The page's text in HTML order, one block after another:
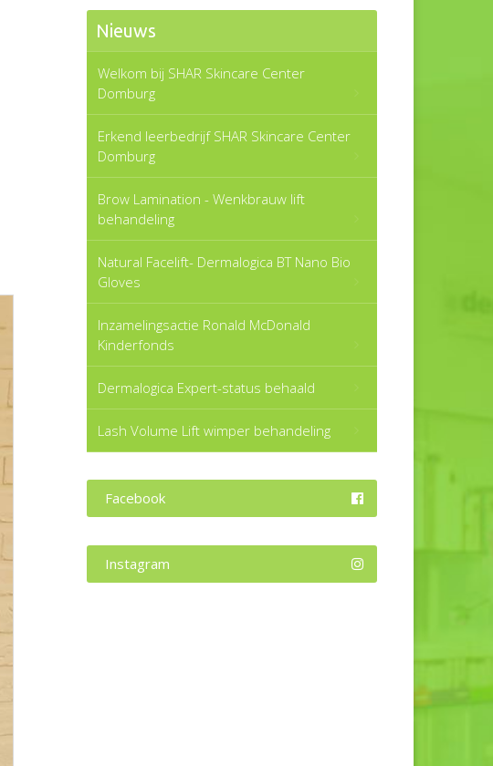
Nieuws
Welkom bij SHAR Skincare Center
Domburg
Erkend leerbedrijf SHAR Skincare Center
Domburg
Brow Lamination - Wenkbrauw lift
behandeling
Natural Facelift- Dermalogica BT Nano Bio
Gloves
Inzamelingsactie Ronald McDonald
Kinderfonds
Dermalogica Expert-status behaald
Lash Volume Lift wimper behandeling
Facebook
Instagram